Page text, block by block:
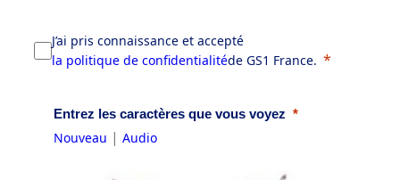
J’ai pris connaissance et accepté
la politique de confidentialitéde GS1 France.
Entrez les caractères que vous voyez
Nouveau | Audio